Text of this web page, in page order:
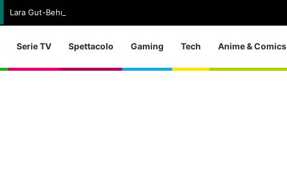
Lara Gut-Behrami si ritira: So che è arrivato il momento giusto
Serie TV Spettacolo Gaming Tech Anime & Comics